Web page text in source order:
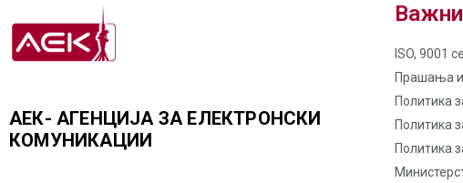
АЕК- АГЕНЦИЈА ЗА ЕЛЕКТРОНСКИ
КОМУНИКАЦИИ
ISO, 9001
Прашања и
Политика
Политика
Политика